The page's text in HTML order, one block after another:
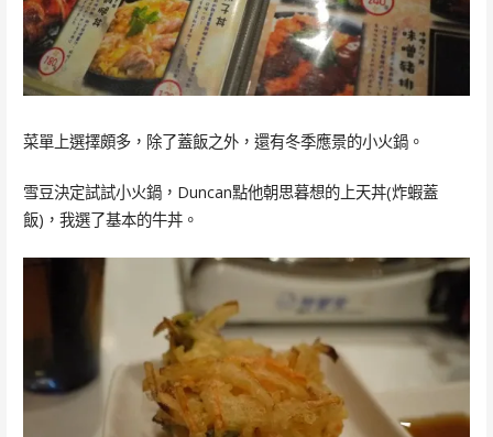
菜單上選擇頗多，除了蓋飯之外，還有冬季應景的小火鍋。
雪豆決定試試小火鍋，Duncan點他朝思暮想的上天丼(炸蝦蓋
飯)，我選了基本的牛丼。